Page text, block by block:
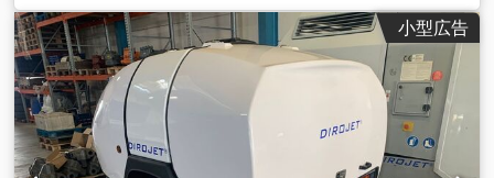
小型広告